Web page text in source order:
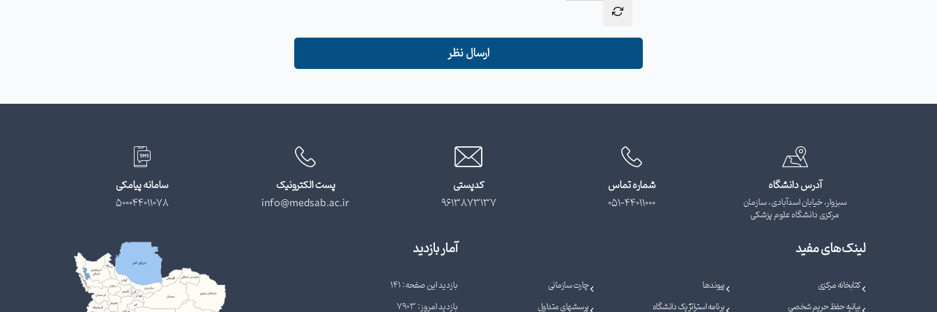
ارسال نظر
آدرس دانشگاه
سبزوار، خیابان اسدآبادی، سازمان
مرکزی دانشگاه علوم پزشکی
شماره تماس
051-44011000
کدپستی
9613873137
پست الکترونیک
info@medsab.ac.ir
سامانه پیامکی
500044011078
لینک‌های مفید
کتابخانه مرکزی پیوندها
چارت سازمانی
بیانیه حفظ حریم شخصی
برنامه استراتژیک دانشگاه پرسشهای متداول
آمار بازدید
بازدید این صفحه: 141
بازدید امروز: 7903